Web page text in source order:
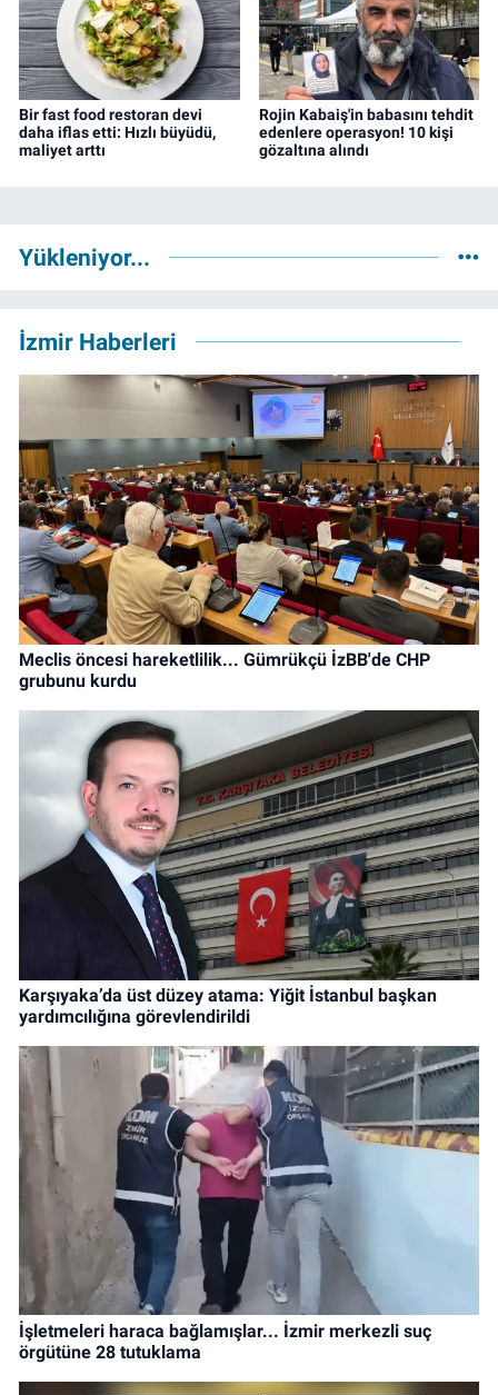
Bir fast food restoran devi
daha iflas etti: Hızlı büyüdü,
maliyet arttı
Rojin Kabaiş'in babasını tehdit
edenlere operasyon! 10 kişi
gözaltına alındı
Yükleniyor...
İzmir Haberleri
Meclis öncesi hareketlilik... Gümrükçü İzBB'de CHP
grubunu kurdu
Karşıyaka’da üst düzey atama: Yiğit İstanbul başkan
yardımcılığına görevlendirildi
İşletmeleri haraca bağlamışlar... İzmir merkezli suç
örgütüne 28 tutuklama